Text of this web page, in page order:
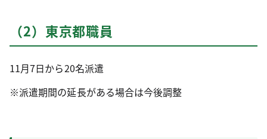
（2）東京都職員
11月7日から20名派遣
※派遣期間の延長がある場合は今後調整